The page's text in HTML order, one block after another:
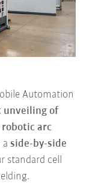
Automation
unveiling of
robotic arc
aside-by-side
standard cell